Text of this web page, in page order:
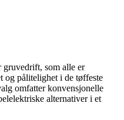
som alle er
og pålitelighet i de tøffeste
omfatter konvensjonelle
alternativer i et